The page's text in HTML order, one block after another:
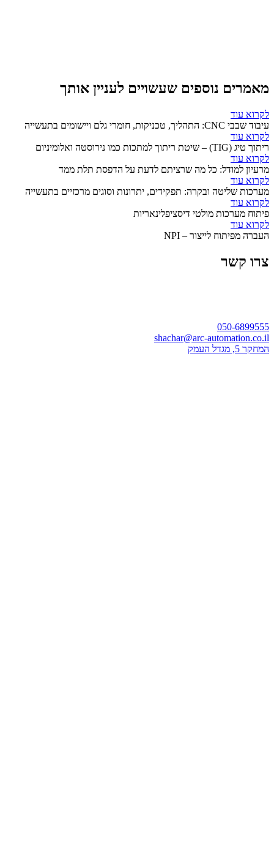
מאמרים נוספים שעשויים לעניין אותך
לקרוא עוד
עיבוד שבבי CNC: התהליך, טכניקות, חומרי גלם ויישומים בתעשייה
לקרוא עוד
ריתוך טיג (TIG) – שיטת ריתוך למתכות כמו נירוסטה ואלומיניום
לקרוא עוד
מרעיון למודל: כל מה שרציתם לדעת על הדפסת תלת ממד
לקרוא עוד
מערכות שליטה ובקרה: תפקידים, יתרונות וסוגים מרכזיים בתעשייה
לקרוא עוד
פיתוח מערכות מולטי דיסציפלינאריות
לקרוא עוד
העברה מפיתוח לייצור – NPI
צרו קשר
050-6899555
shachar@arc-automation.co.il
המחקר 5, מגדל העמק